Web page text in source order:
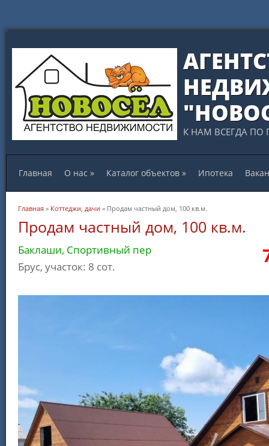
К НАМ ВСЕГДА ПО
Главная О нас » Каталог объектов » Ипотека
Вы здесь
Главная » Коттеджи, дачи » Продам частный дом, 100 кв.м.
Продам частный дом, 100 кв.м.
Баклаши, Спортивный пер
Брус, участок: 8 сот.